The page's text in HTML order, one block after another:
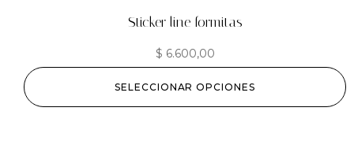
Sticker line formitas
$ 6.600,00
SELECCIONAR OPCIONES